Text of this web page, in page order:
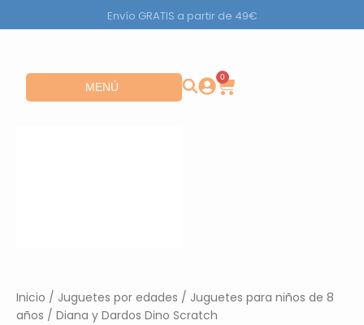
al
Envío GRATIS a partir de 49€
MENÚ Abrir MENÚ 0
Carrito
Inicio / Juguetes por edades / Juguetes para niños de 8
años / Diana y Dardos Dino Scratch